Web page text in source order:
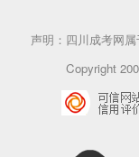
声明：四川成考网
Copyright